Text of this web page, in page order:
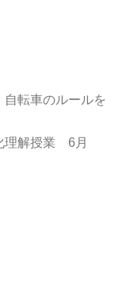
転車のルールを
理解授業 6月